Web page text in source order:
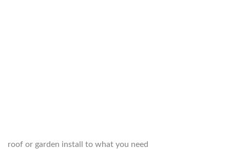
roof or garden install to what you need